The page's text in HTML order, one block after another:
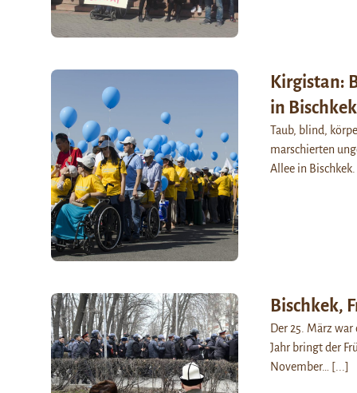
Kirgistan:
in Bischkek
Taub, blind,
marschierten
Allee in
Bischkek,
Der 25. März
Jahr bringt der
November…
[...]